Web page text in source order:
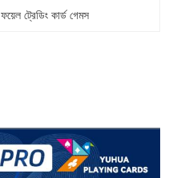
ফয়েল ট্রেডিং কার্ড গেমস